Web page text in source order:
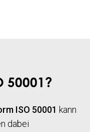
50001?
ISO 50001 kann
dabei